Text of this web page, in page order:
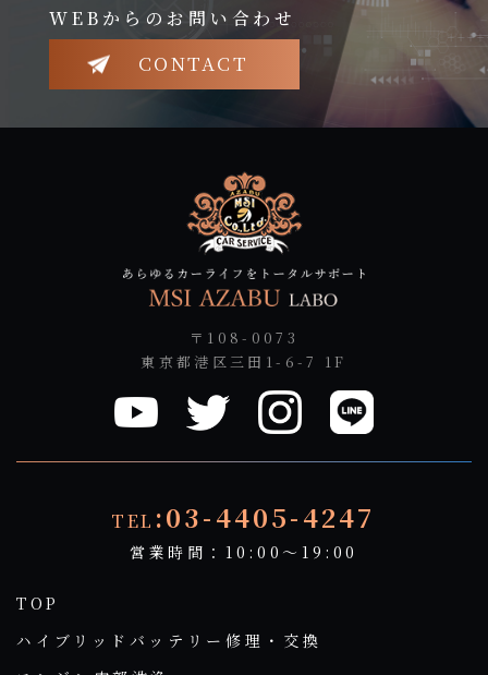
WEBからのお問い合わせ
CONTACT
〒108-0073
東京都港区三田1-6-7 1F
TEL :03-4405-4247
営業時間：10:00～19:00
TOP
ハイブリッドバッテリー修理・交換